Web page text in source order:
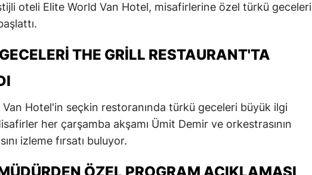
Edirne
Elazığ
Erzincan
oteli Elite World Van Hotel, misafirlerine özel türkü geceleri
THE GRILL RESTAURANT'TA
Van Hotel'in seçkin restoranında türkü geceleri büyük ilgi
her çarşamba akşamı Ümit Demir ve orkestrasının
izleme fırsatı buluyor.